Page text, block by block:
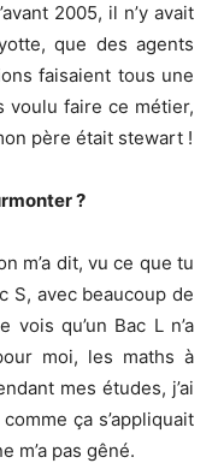
2005, il n’y avait
que des agents
faisaient tous une
voulu faire ce métier,
père était stewart !
?
m’a dit, vu ce que tu
S, avec beaucoup de
qu’un Bac L n’a
moi, les maths à
mes études, j’ai
ça s’appliquait
m’a pas gêné.